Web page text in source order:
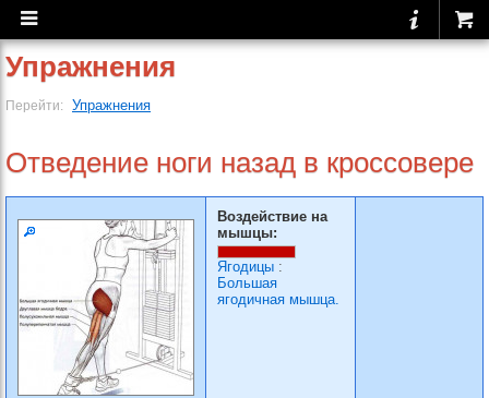
Упражнения
Перейти: Упражнения
Отведение ноги назад в кроссовере
Воздействие на
мышцы:
Ягодицы :
Большая
ягодичная мышца.